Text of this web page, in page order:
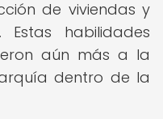
de viviendas y
habilidades
aún más a la
dentro de la